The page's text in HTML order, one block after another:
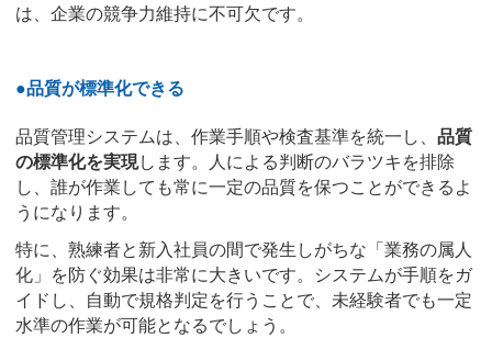
は、企業の競争力維持に不可欠です。
●品質が標準化できる
品質管理システムは、作業手順や検査基準を統一し、 品質
の標準化を実現します。人による判断のバラツキを排除
し、誰が作業しても常に一定の品質を保つことができるよ
うになります。
特に、熟練者と新入社員の間で発生しがちな「業務の属人
化」を防ぐ効果は非常に大きいです。システムが手順をガ
イドし、自動で規格判定を行うことで、未経験者でも一定
水準の作業が可能となるでしょう。